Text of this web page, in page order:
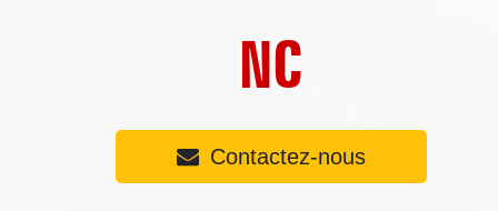
NC
Contactez-nous